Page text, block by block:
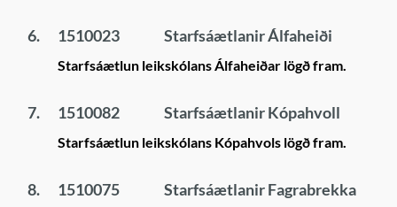
6. 1510023 Starfsáætlanir Álfaheiði
Starfsáætlun leikskólans Álfaheiðar lögð fram.
7. 1510082 Starfsáætlanir Kópahvoll
Starfsáætlun leikskólans Kópahvols lögð fram.
8. 1510075 Starfsáætlanir Fagrabrekka